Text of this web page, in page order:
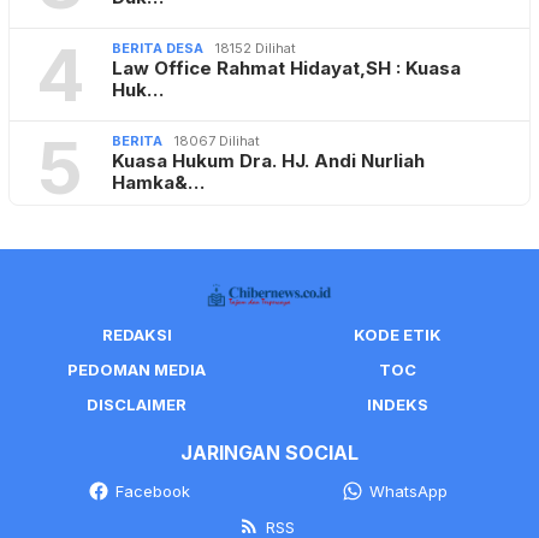
4 BERITA DESA 18152 Dilihat
Law Office Rahmat Hidayat,SH : Kuasa
Huk…
5 BERITA 18067 Dilihat
Kuasa Hukum Dra. HJ. Andi Nurliah
Hamka&…
REDAKSI
KODE ETIK
PEDOMAN MEDIA
TOC
DISCLAIMER
INDEKS
JARINGAN SOCIAL
Facebook
WhatsApp
RSS